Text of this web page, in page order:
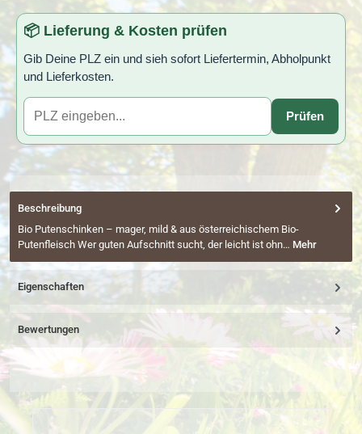
📦 Lieferung & Kosten prüfen
Gib Deine PLZ ein und sieh sofort Liefertermin, Abholpunkt
und Lieferkosten.
Prüfen
Beschreibung
Bio Putenschinken – mager, mild & aus österreichischem Bio-
Putenfleisch Wer guten Aufschnitt sucht, der leicht ist ohn… Mehr
Eigenschaften
Bewertungen